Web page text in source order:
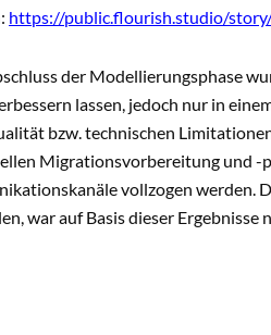
https://public.flourish.studio/
der Modellierungsphase
lassen, jedoch nur in
bzw. technischen
Migrationsvorbereitung und -
vollzogen werden.
war auf Basis dieser